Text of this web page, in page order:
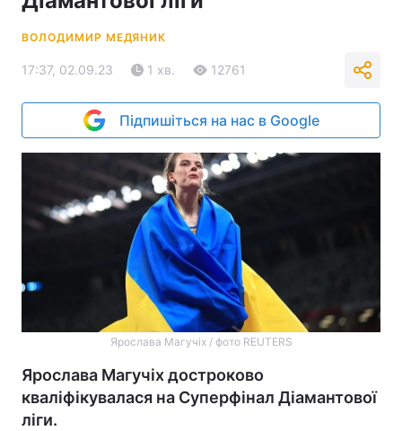
ВОЛОДИМИР МЕДЯНИК
17:37, 02.09.23 1 хв. 12761
Підпишіться на нас в Google
Ярослава Магучіх / фото REUTERS
Ярослава Магучіх достроково
кваліфікувалася на Суперфінал Діамантової
ліги.